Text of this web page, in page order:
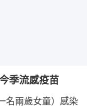
季流感疫苗
名兩歲女童）感染